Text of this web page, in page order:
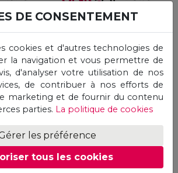
Jul 2024
DE CONSENTEMENT
cookies et d'autres technologies de
la navigation et vous permettre de
d'analyser votre utilisation de nos
de contribuer à nos efforts de
marketing et de fournir du contenu
parties. La politique de cookies
les préférence
tous les cookies